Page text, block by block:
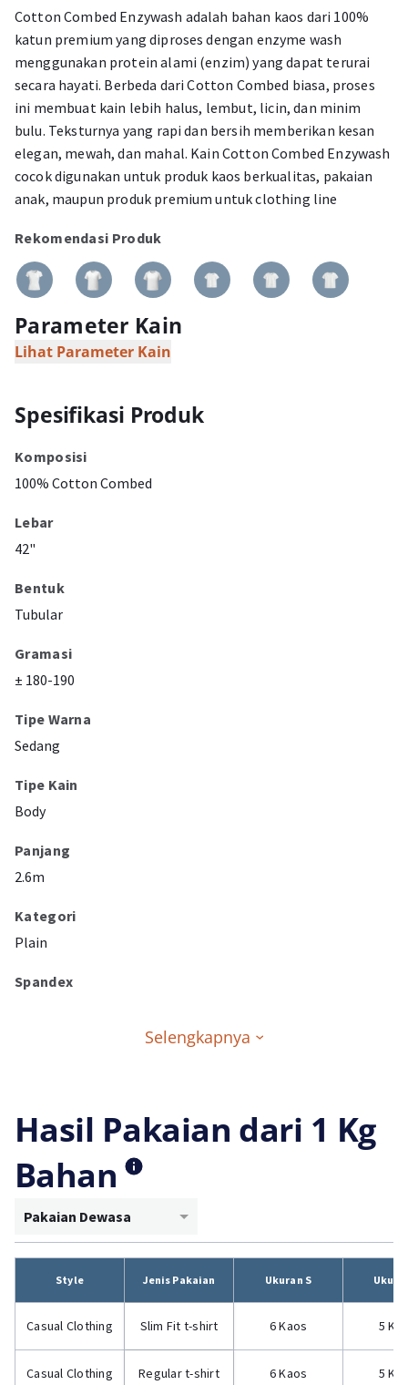
Cotton Combed Enzywash adalah bahan kaos dari 100%
katun premium yang diproses dengan enzyme wash
menggunakan protein alami (enzim) yang dapat terurai
secara hayati. Berbeda dari Cotton Combed biasa, proses
ini membuat kain lebih halus, lembut, licin, dan minim
bulu. Teksturnya yang rapi dan bersih memberikan kesan
elegan, mewah, dan mahal. Kain Cotton Combed Enzywash
cocok digunakan untuk produk kaos berkualitas, pakaian
anak, maupun produk premium untuk clothing line
Rekomendasi Produk
Parameter Kain
Lihat Parameter Kain
Spesifikasi Produk
Komposisi
100% Cotton Combed
Lebar
42"
Bentuk
Tubular
Gramasi
± 180-190
Tipe Warna
Sedang
Tipe Kain
Body
Panjang
2.6m
Kategori
Plain
Spandex
Selengkapnya
Hasil Pakaian dari 1 Kg
Bahan
Pakaian Dewasa
Style Jenis Pakaian Ukuran S
Casual Clothing Slim Fit t-shirt 6 Kaos 5
Casual Clothing Regular t-shirt 6 Kaos 5